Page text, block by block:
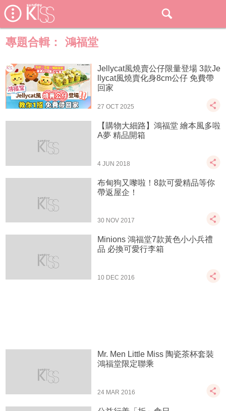
專題合輯： 鴻福堂
Jellycat風燒賣公仔限量登場 3款Je
llycat風燒賣化身8cm公仔 免費帶
回家
27 OCT 2025
【購物大細路】鴻福堂 繪本風多啦
A夢 精品開箱
4 JUN 2018
布甸狗又嚟啦！8款可愛精品等你
帶返屋企！
30 NOV 2017
Minions 鴻福堂7款黃色小小兵禮
品 必換可愛行李箱
10 DEC 2016
Mr. Men Little Miss 陶瓷茶杯套裝
鴻福堂限定聯乘
24 MAR 2016